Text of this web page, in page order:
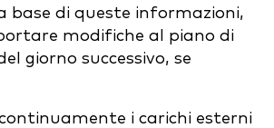
base di queste informazioni,
modifiche al piano di
giorno successivo, se
i carichi esterni